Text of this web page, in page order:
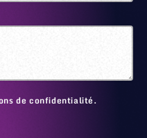
de confidentialité.